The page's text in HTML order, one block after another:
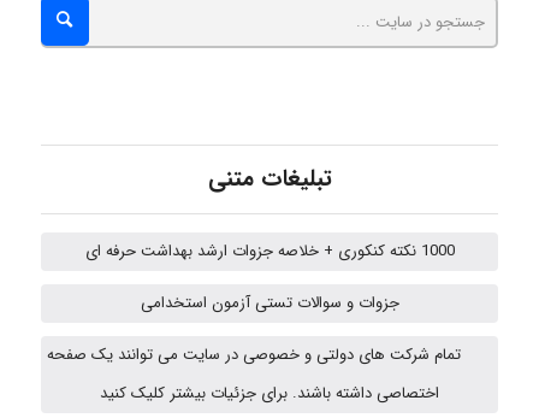
تبلیغات متنی
1000 نکته کنکوری + خلاصه جزوات ارشد بهداشت حرفه ای
جزوات و سوالات تستی آزمون استخدامی
تمام شرکت های دولتی و خصوصی در سایت می توانند یک صفحه
اختصاصی داشته باشند. برای جزئیات بیشتر کلیک کنید